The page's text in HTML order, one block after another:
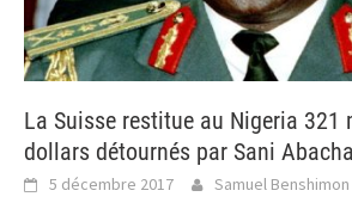
La Suisse restitue au Nigeria 321
dollars détournés par Sani Abacha
5 décembre 2017 Samuel Benshimon